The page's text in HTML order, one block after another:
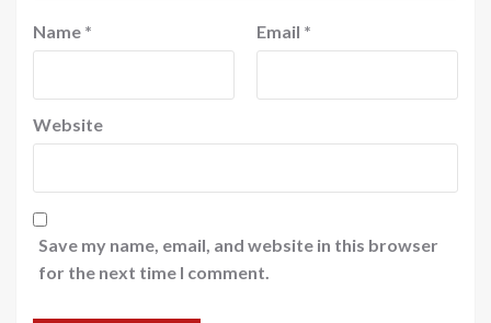
Name * Email *
Website
Save my name, email, and website in this browser
for the next time I comment.